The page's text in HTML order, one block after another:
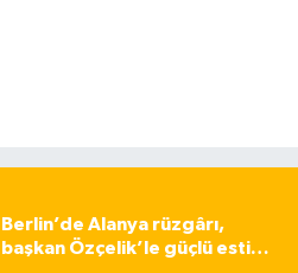
Berlin’de Alanya rüzgârı,
başkan Özçelik’le güçlü esti…